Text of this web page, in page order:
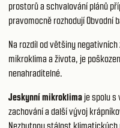
prostorů a schvalování plánů
pravomocně rozhodují Obvodní
Na rozdíl od většiny
mikroklima a života, je
nenahraditelné.
Jeskynní mikroklima je spolu s
zachování a další vývoj